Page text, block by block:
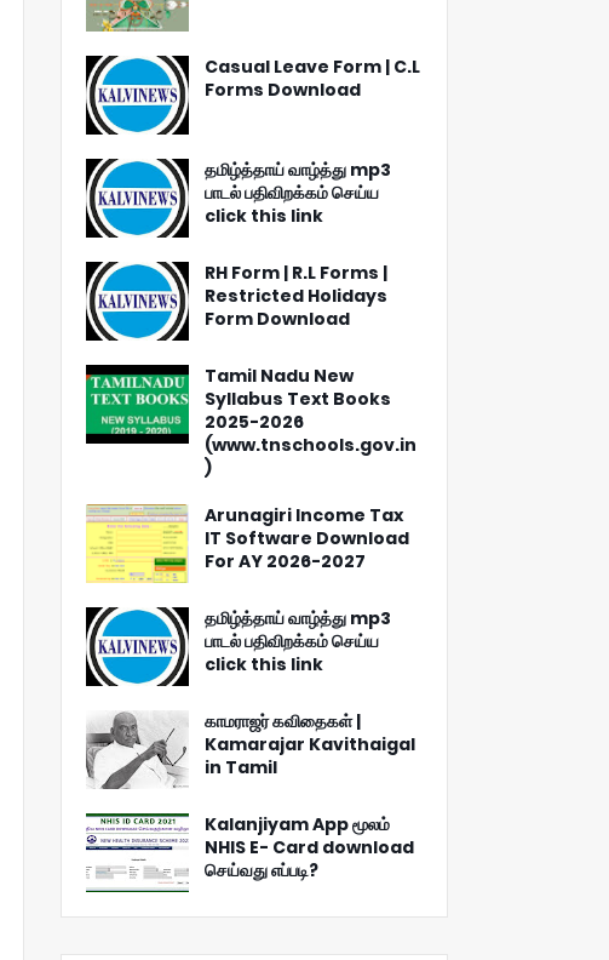
Casual Leave Form | C.L
Forms Download
தமிழ்த்தாய் வாழ்த்து mp3
பாடல் பதிவிறக்கம் செய்ய
click this link
RH Form | R.L Forms |
Restricted Holidays
Form Download
Tamil Nadu New
Syllabus Text Books
2025-2026
(www.tnschools.gov.in
)
Arunagiri Income Tax
IT Software Download
For AY 2026-2027
தமிழ்த்தாய் வாழ்த்து mp3
பாடல் பதிவிறக்கம் செய்ய
click this link
காமராஜர் கவிதைகள் |
Kamarajar Kavithaigal
in Tamil
Kalanjiyam App மூலம்
NHIS E- Card download
செய்வது எப்படி?